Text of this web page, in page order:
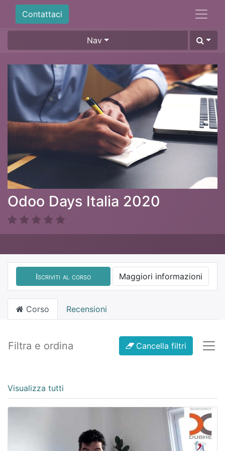
Contattaci
Nav
Odoo Days Italia 2020
Iscriviti al corso Maggiori informazioni
Corso Recensioni
Filtra e ordina Cancella filtri
Visualizza tutti